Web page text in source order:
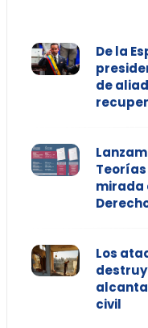
De la
de
Teorías
mirada
Los
civil